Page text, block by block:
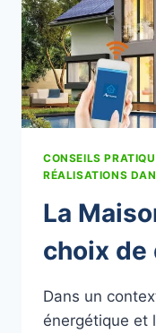
CONSEILS
RÉALISATIONS
La
choix de
Dans un
énergétique et